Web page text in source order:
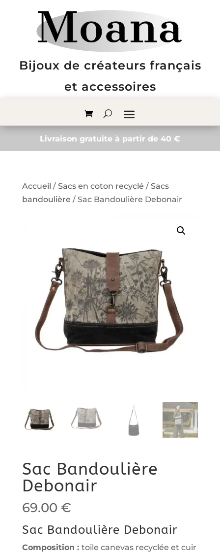
Bijoux de créateurs français
et accessoires
Livraison gratuite à partir de 40 €
Accueil / Sacs en coton recyclé / Sacs
bandoulière / Sac Bandoulière Debonair
Sac Bandoulière
Debonair
69.00 €
Sac Bandoulière Debonair
Composition : toile canevas recyclée et cuir